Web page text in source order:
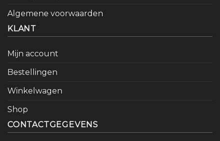
Algemene voorwaarden
KLANT
Mijn account
Bestellingen
Winkelwagen
Shop
CONTACTGEGEVENS